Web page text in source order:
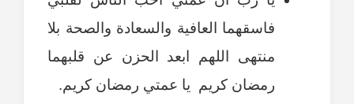
فاسقهما العافية والسعادة والصحة بلا
منتهى اللهم ابعد الحزن عن قلبهما
رمضان كريم يا عمتي رمضان كريم.